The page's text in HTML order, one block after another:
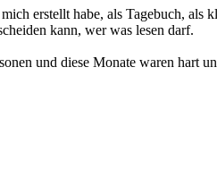
erstellt habe, als Tagebuch, als
kann, wer was lesen darf.
und diese Monate waren hart